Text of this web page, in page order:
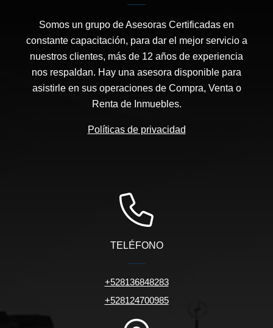
Somos un grupo de Asesoras Certificadas en
constante capacitación, para dar el mejor servicio a
nuestros clientes, más de 12 años de experiencia
nos respaldan. Hay una asesora disponible para
asistirle en sus operaciones de Compra, Venta o
Renta de Inmuebles.
Políticas de privacidad
TELÉFONO
+528136848283
+528124700985